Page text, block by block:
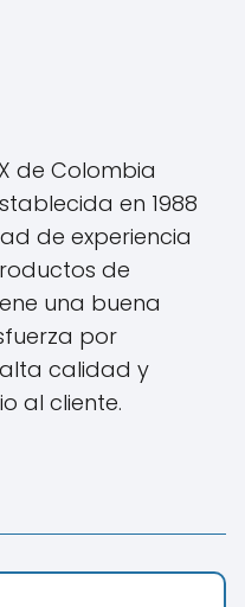
de Colombia
en 1988
de experiencia
de
una buena
por
calidad y
al cliente.